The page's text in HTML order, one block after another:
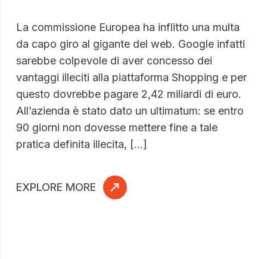
La commissione Europea ha inflitto una multa
da capo giro al gigante del web. Google infatti
sarebbe colpevole di aver concesso dei
vantaggi illeciti alla piattaforma Shopping e per
questo dovrebbe pagare 2,42 miliardi di euro.
All’azienda è stato dato un ultimatum: se entro
90 giorni non dovesse mettere fine a tale
pratica definita illecita, […]
EXPLORE MORE